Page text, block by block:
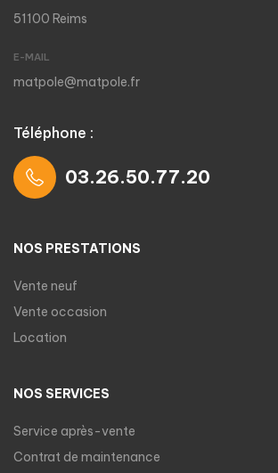
51100 Reims
E-MAIL
matpole@matpole.fr
Téléphone :
03.26.50.77.20
NOS PRESTATIONS
Vente neuf
Vente occasion
Location
NOS SERVICES
Service après-vente
Contrat de maintenance